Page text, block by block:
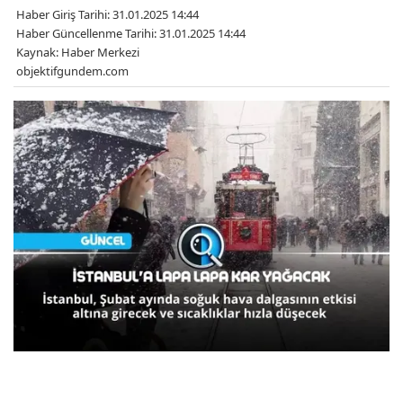
Haber Giriş Tarihi: 31.01.2025 14:44
Haber Güncellenme Tarihi: 31.01.2025 14:44
Kaynak: Haber Merkezi
objektifgundem.com